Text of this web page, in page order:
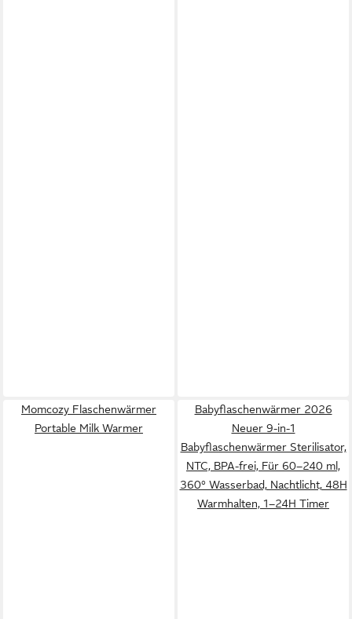
Momcozy Flaschenwärmer
Portable Milk Warmer
Babyflaschenwärmer 2026
Neuer 9-in-1
Babyflaschenwärmer Sterilisator,
NTC, BPA-frei, Für 60–240 ml,
360° Wasserbad, Nachtlicht, 48H
Warmhalten, 1–24H Timer